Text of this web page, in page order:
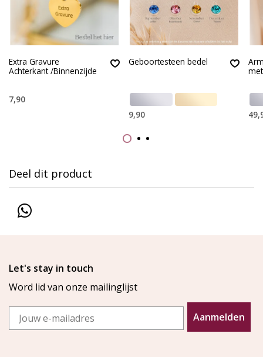
Extra Gravure
Achterkant /Binnenzijde
7,90
Geboortesteen bedel
9,90
Deel dit product
Let's stay in touch
Word lid van onze mailinglijst
Email
Aanmelden